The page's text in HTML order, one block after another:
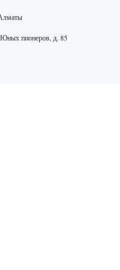
Юных пионеров, д. 85